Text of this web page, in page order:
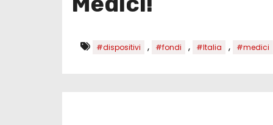
#dispositivi , #fondi , #Italia , #medici